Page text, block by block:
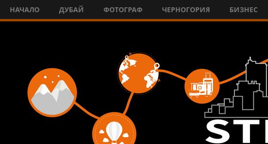
НАЧАЛО ДУБАЙ ФОТОГРАФ ЧЕРНОГОРИЯ БИЗНЕС